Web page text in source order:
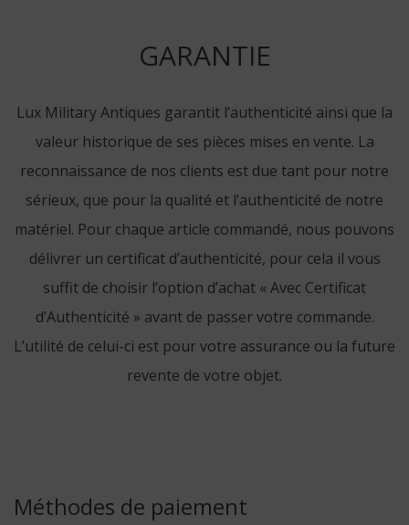
GARANTIE
Lux Military Antiques garantit l’authenticité ainsi que la
valeur historique de ses pièces mises en vente. La
reconnaissance de nos clients est due tant pour notre
sérieux, que pour la qualité et l’authenticité de notre
matériel. Pour chaque article commandé, nous pouvons
délivrer un certificat d’authenticité, pour cela il vous
suffit de choisir l’option d’achat « Avec Certificat
d’Authenticité » avant de passer votre commande.
L’utilité de celui-ci est pour votre assurance ou la future
revente de votre objet.
Méthodes de paiement